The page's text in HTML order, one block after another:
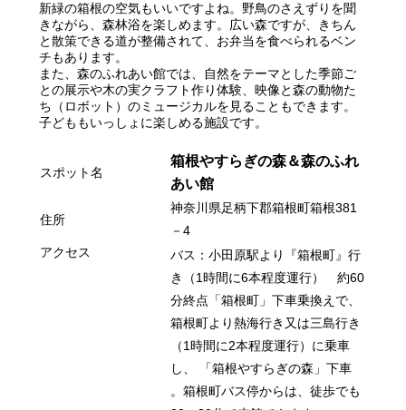
新緑の箱根の空気もいいですよね。野鳥のさえずりを聞
きながら、森林浴を楽しめます。広い森ですが、きちん
と散策できる道が整備されて、お弁当を食べられるベン
チもあります。
また、森のふれあい館では、自然をテーマとした季節ご
との展示や木の実クラフト作り体験、映像と森の動物た
ち（ロボット）のミュージカルを見ることもできます。
子どももいっしょに楽しめる施設です。
スポット名
箱根やすらぎの森＆森のふれ
あい館
住所
神奈川県足柄下郡箱根町箱根381
－4
アクセス
バス：小田原駅より『箱根町』行
き（1時間に6本程度運行） 約60
分終点「箱根町」下車乗換えで、
箱根町より熱海行き又は三島行き
（1時間に2本程度運行）に乗車
し、 「箱根やすらぎの森」下車
。 箱根町バス停からは、徒歩でも